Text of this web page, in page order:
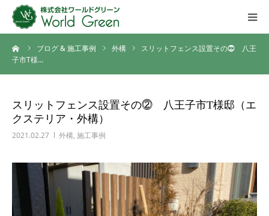
ブログ & 施工事例 外構
スリットフェンス設置その⓶ 八王
子市T様…
スリットフェンス設置その⓶ 八王子市T様邸（エ
クステリア・外構）
2021.02.27 外構, 施工事例
HOME
会社概要
施工の流れ